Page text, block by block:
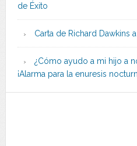
de Éxito
Carta de Richard Dawkins
¿Cómo ayudo a mi hijo a
¡Alarma para la enuresis